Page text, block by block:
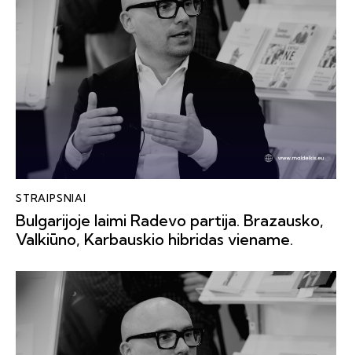
STRAIPSNIAI
Bulgarijoje laimi Radevo partija. Brazausko,
Valkiūno, Karbauskio hibridas viename.